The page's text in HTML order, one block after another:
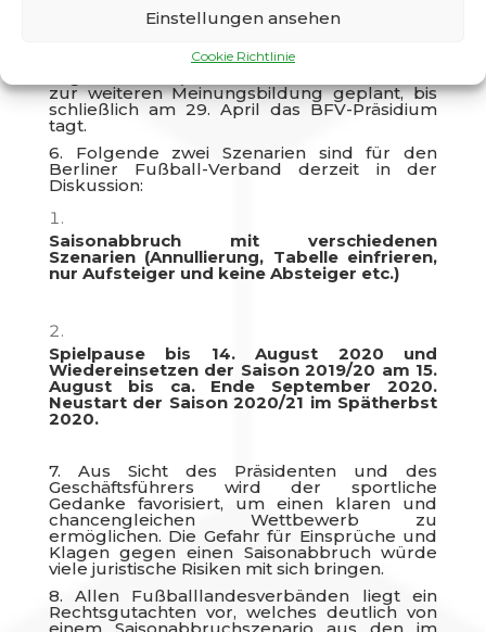
Einstellungen ansehen
Cookie Richtlinie
Verbände, um möglichst einen bundesweit
einheitlichen Weg zu ebnen. Im Anschluss
Videokonferenzen (Herren-, Frauen und
zur weiteren Meinungsbildung geplant, bis
schließlich am 29. April das BFV-Präsidium
tagt.
6. Folgende zwei Szenarien sind für den
Berliner Fußball-Verband derzeit in der
Diskussion:
Saisonabbruch mit verschiedenen
Szenarien (Annullierung, Tabelle einfrieren,
nur Aufsteiger und keine Absteiger etc.)
Spielpause bis 14. August 2020 und
Wiedereinsetzen der Saison 2019/20 am 15.
August bis ca. Ende September 2020.
Neustart der Saison 2020/21 im Spätherbst
2020.
7. Aus Sicht des Präsidenten und des
Geschäftsführers wird der sportliche
Gedanke favorisiert, um einen klaren und
chancengleichen Wettbewerb zu
ermöglichen. Die Gefahr für Einsprüche und
Klagen gegen einen Saisonabbruch würde
viele juristische Risiken mit sich bringen.
8. Allen Fußballlandesverbänden liegt ein
Rechtsgutachten vor, welches deutlich von